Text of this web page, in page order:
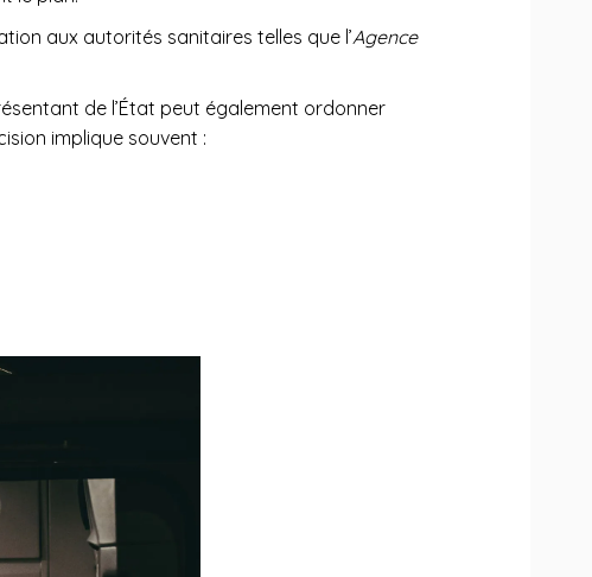
aux autorités sanitaires telles que l’Agence
de l’État peut également ordonner
implique souvent :